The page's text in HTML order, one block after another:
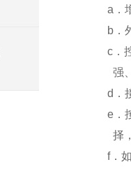
a．增
b．外
c．控
强、寿
d．接
e．按
择，
f．如